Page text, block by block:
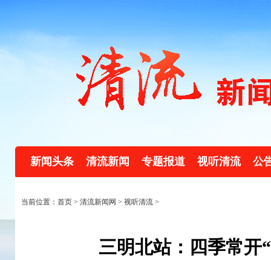
新闻头条 清流新闻 专题报道 视听清流 公
当前位置：首页 > 清流新闻网 > 视听清流 >
三明北站：四季常开